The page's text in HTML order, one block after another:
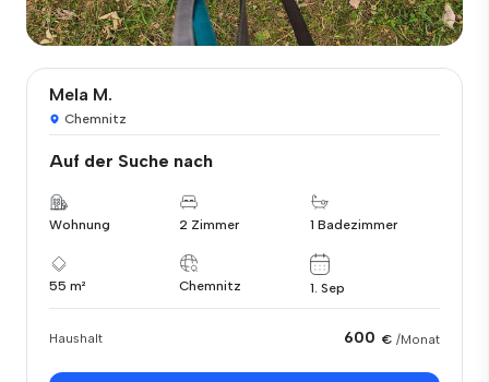
Mela M.
Chemnitz
Auf der Suche nach
Wohnung 2 Zimmer 1 Badezimmer
55 m² Chemnitz 1. Sep
Haushalt 600 € /Monat